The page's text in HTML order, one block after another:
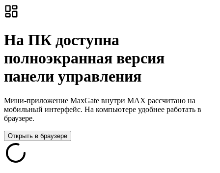
На ПК доступна
полноэкранная версия
панели управления
Мини-приложение MaxGate внутри MAX рассчитано на
мобильный интерфейс. На компьютере удобнее работать в
браузере.
Открыть в браузере